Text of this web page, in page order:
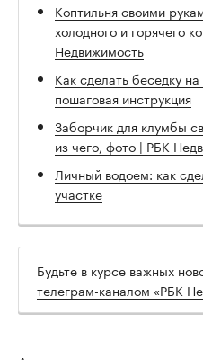
Коптильня своими
холодного и горячего
Недвижимость
Как сделать беседку
пошаговая инструкция
Заборчик для клумбы
из чего, фото | РБК
Личный водоем: как
участке
Будьте в курсе важных
телеграм-каналом «РБК